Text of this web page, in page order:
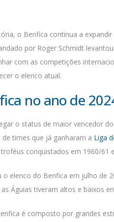
o Benfica continua a
por Roger Schmidt
com as competições
o elenco atual.
no ano de
o status de maior vencedor
times que já ganharam a Liga
conquistados em 1960/61
elenco do Benfica em julho de
Águias tiveram altos e baixos
é composto por grandes